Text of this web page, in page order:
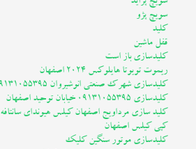
سویچ پژو
کلید
قفل ماشین
کلیدسازی باز است
ریموت تویوتا هایلوکس 2024 اصفهان
کلیدسازی شهرک صنعتی انوشیروان 09131055395
کلیدسازی 09131055395 خیابان توحید اصفهان
کلید سازی مرداویج اصفهان کیلس هیوندای سانتافه
کپی کیلس اصفهان
کلیدسازی موتور سنگین کلیک